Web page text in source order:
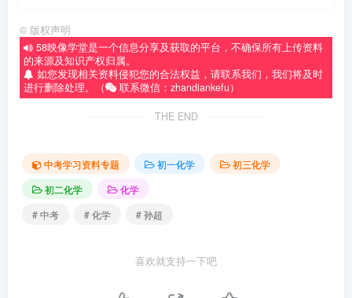
© 版权声明
58映像学堂是一个信息分享及获取的平台，不确保所有上传资料
的来源及知识产权归属。
如您发现相关资料侵犯您的合法权益，请联系我们，我们将及时
进行删除处理。（
联系微信：zhandiankefu）
THE END
中考学习资料专题 初一化学
初三化学
初二化学
化学
# 中考
# 化学 # 孙超
喜欢就支持一下吧